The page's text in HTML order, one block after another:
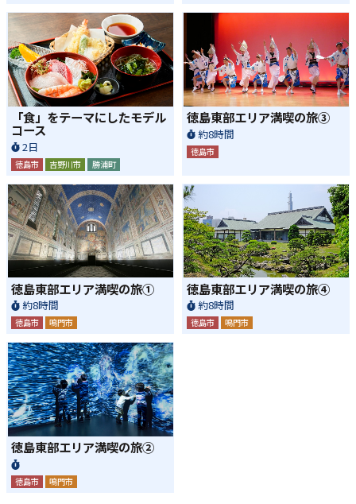
「食」をテーマにしたモデル
コース
2日
徳島市 吉野川市 勝浦町
徳島東部エリア満喫の旅③
約8時間
徳島市
徳島東部エリア満喫の旅①
約8時間
徳島市 鳴門市
徳島東部エリア満喫の旅④
約8時間
徳島市 鳴門市
徳島東部エリア満喫の旅②
徳島市 鳴門市